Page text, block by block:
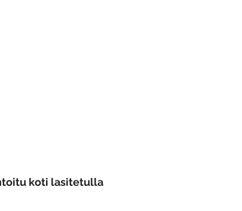
koti lasitetulla